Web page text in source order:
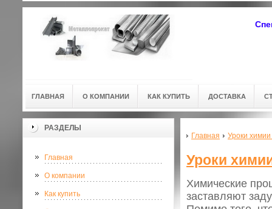
ГЛАВНАЯ О КОМПАНИИ КАК КУПИТЬ ДОСТАВКА
РАЗДЕЛЫ
Главная
О компании
Как купить
Главная Уроки
Уроки
Химические
заставляют